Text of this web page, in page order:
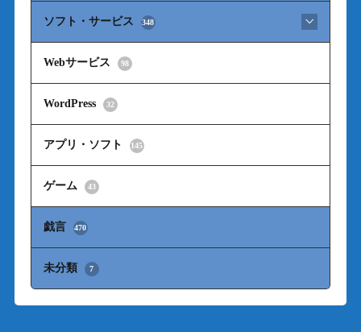
ソフト・サービス 348
Webサービス 98
WordPress 32
アプリ・ソフト 145
ゲーム 43
戯言 470
未分類 7